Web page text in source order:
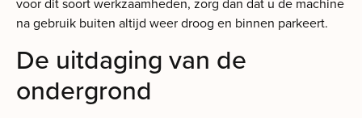
na gebruik buiten altijd weer droog en binnen parkeert.
De uitdaging van de
ondergrond